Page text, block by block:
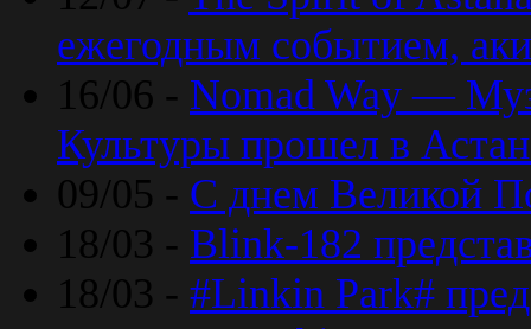
ежегодным событием,
16/06 - Nomad Way —
Культуры прошел в
09/05 - С днем Великой
18/03 - Blink-182
18/03 - #Linkin Park#